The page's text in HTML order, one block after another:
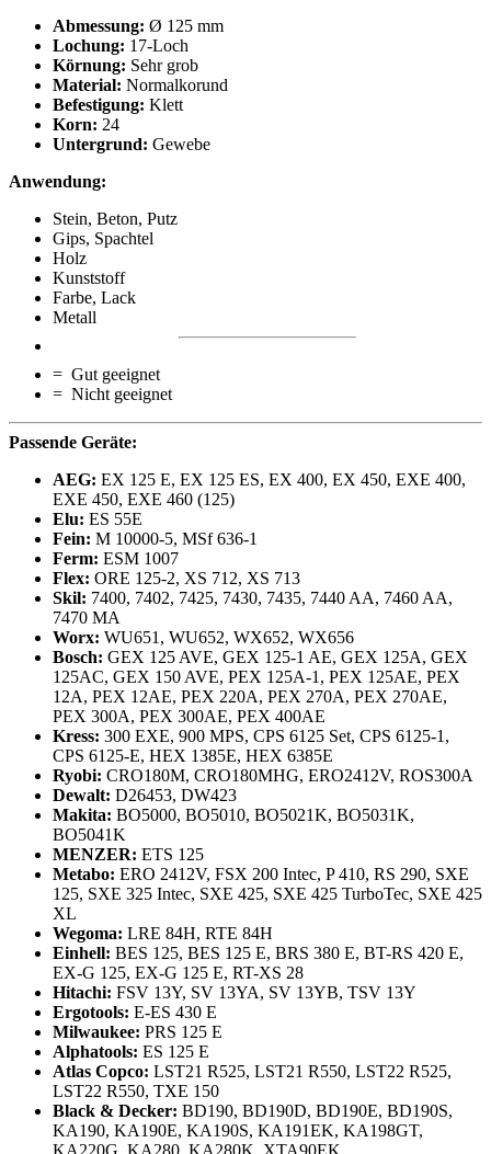
Abmessung: Ø 125 mm
Lochung: 17-Loch
Körnung: Sehr grob
Material: Normalkorund
Befestigung: Klett
Korn: 24
Untergrund: Gewebe
Anwendung:
Stein, Beton, Putz
Gips, Spachtel
Holz
Kunststoff
Farbe, Lack
Metall
= Gut geeignet
= Nicht geeignet
Passende Geräte:
AEG: EX 125 E, EX 125 ES, EX 400, EX 450, EXE 400,
EXE 450, EXE 460 (125)
Elu: ES 55E
Fein: M 10000-5, MSf 636-1
Ferm: ESM 1007
Flex: ORE 125-2, XS 712, XS 713
Skil: 7400, 7402, 7425, 7430, 7435, 7440 AA, 7460 AA,
7470 MA
Worx: WU651, WU652, WX652, WX656
Bosch: GEX 125 AVE, GEX 125-1 AE, GEX 125A, GEX
125AC, GEX 150 AVE, PEX 125A-1, PEX 125AE, PEX
12A, PEX 12AE, PEX 220A, PEX 270A, PEX 270AE,
PEX 300A, PEX 300AE, PEX 400AE
Kress: 300 EXE, 900 MPS, CPS 6125 Set, CPS 6125-1,
CPS 6125-E, HEX 1385E, HEX 6385E
Ryobi: CRO180M, CRO180MHG, ERO2412V, ROS300A
Dewalt: D26453, DW423
Makita: BO5000, BO5010, BO5021K, BO5031K,
BO5041K
MENZER: ETS 125
Metabo: ERO 2412V, FSX 200 Intec, P 410, RS 290, SXE
125, SXE 325 Intec, SXE 425, SXE 425 TurboTec, SXE 425
XL
Wegoma: LRE 84H, RTE 84H
Einhell: BES 125, BES 125 E, BRS 380 E, BT-RS 420 E,
EX-G 125, EX-G 125 E, RT-XS 28
Hitachi: FSV 13Y, SV 13YA, SV 13YB, TSV 13Y
Ergotools: E-ES 430 E
Milwaukee: PRS 125 E
Alphatools: ES 125 E
Atlas Copco: LST21 R525, LST21 R550, LST22 R525,
LST22 R550, TXE 150
Black & Decker: BD190, BD190D, BD190E, BD190S,
KA190, KA190E, KA190S, KA191EK, KA198GT,
KA220G, KA280, KA280K, XTA90EK